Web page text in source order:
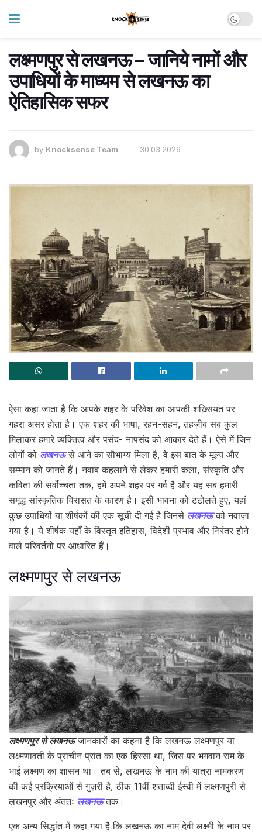
लक्ष्मणपुर से लखनऊ – जानिये नामों और
उपाधियों के माध्यम से लखनऊ का
ऐतिहासिक सफर
by Knocksense Team 30.03.2026
ऐसा कहा जाता है कि आपके शहर के परिवेश का आपकी शख़्सियत पर
गहरा असर होता है। एक शहर की भाषा, रहन-सहन, तहज़ीब सब कुल
मिलाकर हमारे व्यक्तित्व और पसंद- नापसंद को आकार देते हैं। ऐसे में जिन
लोगों को लखनऊसे आने का सौभाग्य मिला है, वे इस बात के मूल्य और
सम्मान को जानते हैं। नवाब कहलाने से लेकर हमारी कला, संस्कृति और
कविता की सर्वोच्चता तक, हमें अपने शहर पर गर्व है और यह सब हमारी
समृद्ध सांस्कृतिक विरासत के कारण है। इसी भावना को टटोलते हुए, यहां
कुछ उपाधियों या शीर्षकों की एक सूची दी गई है जिनसे लखनऊको नवाज़ा
गया है। ये शीर्षक यहाँ के विस्तृत इतिहास, विदेशी प्रभाव और निरंतर होने
वाले परिवर्तनों पर आधारित हैं।
लक्ष्मणपुर से लखनऊ
लक्ष्मणपुर से लखनऊजानकारों का कहना है कि लखनऊ लक्ष्मणपुर या
लक्ष्मणावती के प्राचीन प्रांत का एक हिस्सा था, जिस पर भगवान राम के
भाई लक्ष्मण का शासन था। तब से, लखनऊ के नाम की यात्रा नामकरण
की कई प्रक्रियाओं से गुज़री है, ठीक 11वीं शताब्दी ईस्वी में लक्ष्मणपुरी से
लखनपुर और अंततः लखनऊतक।
एक अन्य सिद्धांत में कहा गया है कि लखनऊ का नाम देवी लक्ष्मी के नाम पर